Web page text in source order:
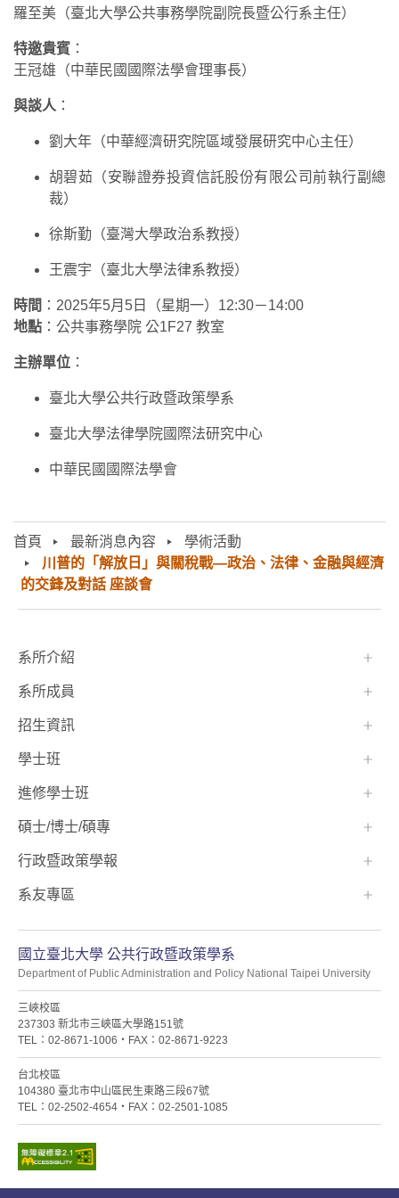
首頁 最新消息內容
學術活動
川普的「解放日」與關稅戰—政治、法律、金融與經濟
的交鋒及對話 座談會
羅至美（臺北大學公共事務學院副院長暨公行系主任）
特邀貴賓 ：
王冠雄（中華民國國際法學會理事長）
與談人 ：
劉大年（中華經濟研究院區域發展研究中心主任）
胡碧茹（安聯證券投資信託股份有限公司前執行副總
裁）
徐斯勤（臺灣大學政治系教授）
王震宇（臺北大學法律系教授）
時間 ：2025年5月5日（星期一）12:30－14:00
地點 ：公共事務學院 公1F27 教室
主辦單位 ：
臺北大學公共行政暨政策學系
臺北大學法律學院國際法研究中心
中華民國國際法學會
:::
國立臺北大學 公共行政暨政策學系
Department of Public Administration and Policy National Taipei University
三峽校區
237303 新北市三峽區大學路151號
TEL：02-8671-1006・FAX：02-8671-9223
台北校區
104380 臺北市中山區民生東路三段67號
TEL：02-2502-4654・FAX：02-2501-1085
系所介紹
系所成員
招生資訊
學士班⠀⠀
進修學士班
碩士/博士/碩專
行政暨政策學報
系友專區